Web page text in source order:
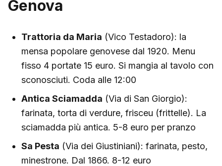
Genova
Trattoria da Maria (Vico Testadoro): la
mensa popolare genovese dal 1920. Menu
fisso 4 portate 15 euro. Si mangia al tavolo con
sconosciuti. Coda alle 12:00
Antica Sciamadda (Via di San Giorgio):
farinata, torta di verdure, frisceu (frittelle). La
sciamadda più antica. 5-8 euro per pranzo
Sa Pesta (Via dei Giustiniani): farinata, pesto,
minestrone. Dal 1866. 8-12 euro